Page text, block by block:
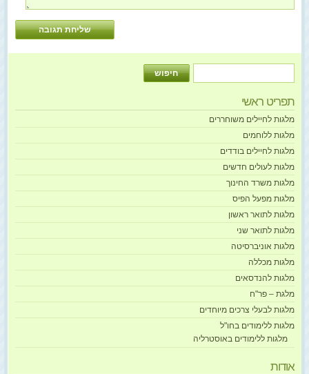
תפריט ראשי
מלגות לחיילים משוחררים
מלגות ללוחמים
מלגות לחיילים בודדים
מלגות לעולים חדשים
מלגות משרד החינוך
מלגות מפעל הפיס
מלגות לתואר ראשון
מלגות לתואר שני
מלגות אוניברסיטה
מלגות מכללה
מלגות להנדסאים
מלגת – פר"ח
מלגות לבעלי צרכים מיוחדים
מלגות ללימודים בחו"ל
מלגות ללימודים באוסטרליה
אודות